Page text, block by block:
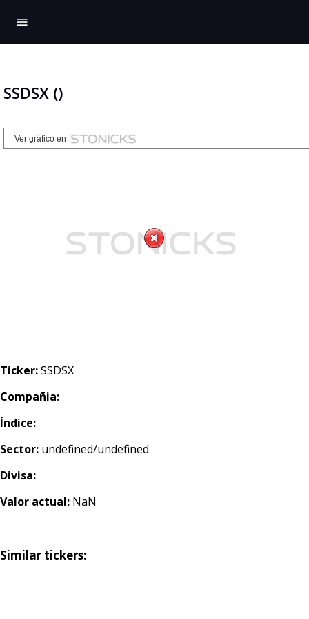
menu
SSDSX ()
Ticker:SSDSX
Compañia:
Índice:
Sector: undefined/undefined
Divisa:
Valor actual: NaN
Similar tickers: